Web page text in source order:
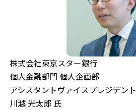
株式会社東京スター銀行
個人金融部門 個人企画部
アシスタントヴァイスプレジデント
川越 光太郎 氏